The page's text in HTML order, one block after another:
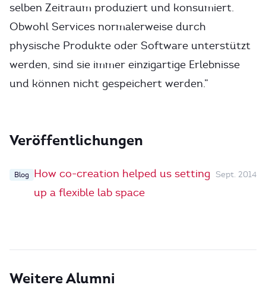
selben Zeitraum produziert und konsumiert.
Obwohl Services normalerweise durch
physische Produkte oder Software unterstützt
werden, sind sie immer einzigartige Erlebnisse
und können nicht gespeichert werden.”
Veröffentlichungen
Blog
How co-creation helped us setting
up a flexible lab space
Sept. 2014
Weitere Alumni